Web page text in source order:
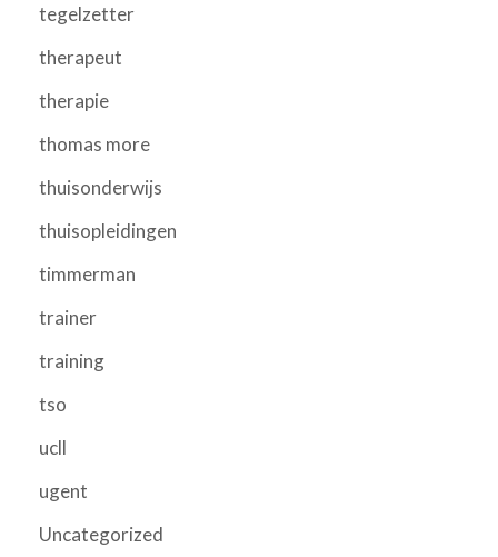
tegelzetter
therapeut
therapie
thomas more
thuisonderwijs
thuisopleidingen
timmerman
trainer
training
tso
ucll
ugent
Uncategorized